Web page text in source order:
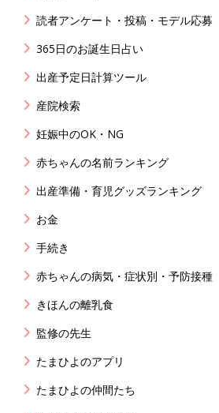
読者アンケート・投稿・モデル応募
365日のお誕生日占い
出産予定日計算ツール
産院検索
妊娠中のOK・NG
赤ちゃんの名前ランキング
出産準備・育児グッズランキング
お金
手続き
赤ちゃんの病気・症状別・予防接種
きほんの離乳食
監修の先生
たまひよのアプリ
たまひよの仲間たち